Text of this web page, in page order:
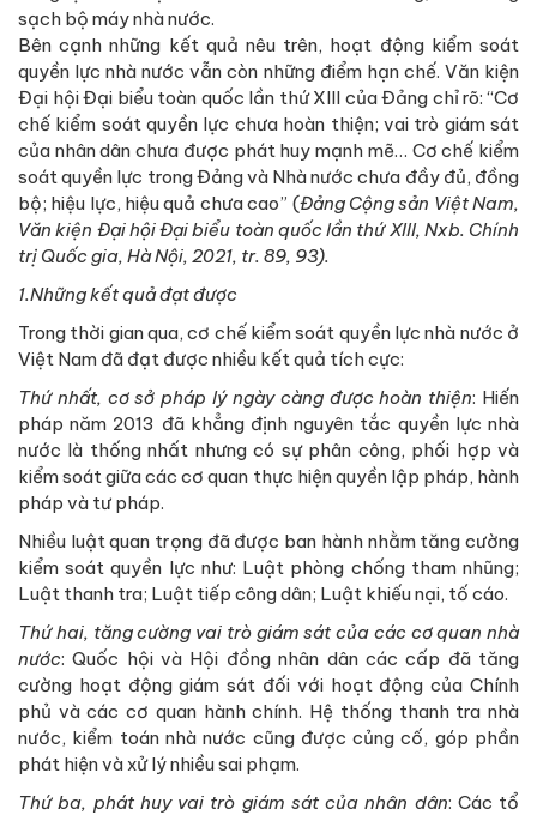
sạch bộ máy nhà nước.
Bên cạnh những kết quả nêu trên, hoạt động kiểm soát
quyền lực nhà nước vẫn còn những điểm hạn chế. Văn kiện
Đại hội Đại biểu toàn quốc lần thứ XIII của Đảng chỉ rõ: “Cơ
chế kiểm soát quyền lực chưa hoàn thiện; vai trò giám sát
của nhân dân chưa được phát huy mạnh mẽ… Cơ chế kiểm
soát quyền lực trong Đảng và Nhà nước chưa đầy đủ, đồng
bộ; hiệu lực, hiệu quả chưa cao” (Đảng Cộng sản Việt Nam,
Văn kiện Đại hội Đại biểu toàn quốc lần thứ XIII, Nxb. Chính
trị Quốc gia, Hà Nội, 2021, tr. 89, 93).
1.Những kết quả đạt được
Trong thời gian qua, cơ chế kiểm soát quyền lực nhà nước ở
Việt Nam đã đạt được nhiều kết quả tích cực:
Thứ nhất, cơ sở pháp lý ngày càng được hoàn thiện: Hiến
pháp năm 2013 đã khẳng định nguyên tắc quyền lực nhà
nước là thống nhất nhưng có sự phân công, phối hợp và
kiểm soát giữa các cơ quan thực hiện quyền lập pháp, hành
pháp và tư pháp.
Nhiều luật quan trọng đã được ban hành nhằm tăng cường
kiểm soát quyền lực như: Luật phòng chống tham nhũng;
Luật thanh tra; Luật tiếp công dân; Luật khiếu nại, tố cáo.
Thứ hai, tăng cường vai trò giám sát của các cơ quan nhà
nước: Quốc hội và Hội đồng nhân dân các cấp đã tăng
cường hoạt động giám sát đối với hoạt động của Chính
phủ và các cơ quan hành chính. Hệ thống thanh tra nhà
nước, kiểm toán nhà nước cũng được củng cố, góp phần
phát hiện và xử lý nhiều sai phạm.
Thứ ba, phát huy vai trò giám sát của nhân dân: Các tổ